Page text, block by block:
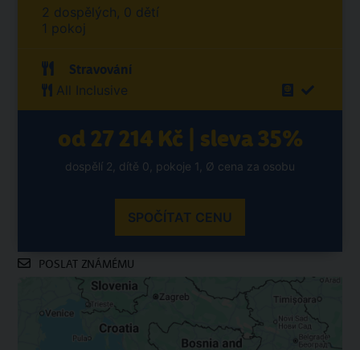
2 dospělých, 0 dětí
1 pokoj
Stravování
All Inclusive
od 27 214 Kč | sleva 35%
dospělí 2, dítě 0, pokoje 1, Ø cena za osobu
SPOČÍTAT CENU
POSLAT ZNÁMÉMU